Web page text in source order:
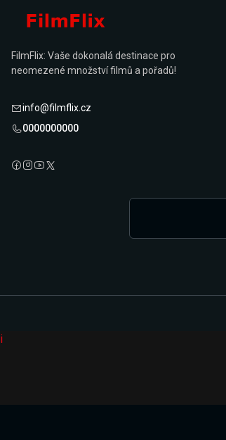
FilmFlix: Vaše dokonalá destinace pro
neomezené množství filmů a pořadů!
info@filmflix.cz
0000000000
i